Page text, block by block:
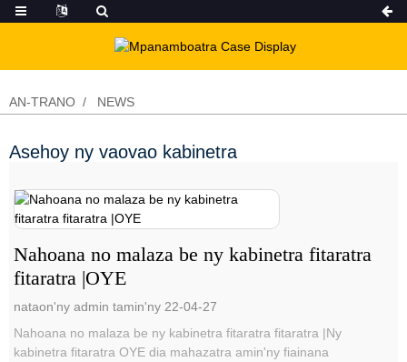
AN-TRANO NEWS
Asehoy ny vaovao kabinetra
Nahoana no malaza be ny kabinetra fitaratra
fitaratra |OYE
nataon'ny admin tamin'ny 22-04-27
Nahoana no malaza be ny kabinetra fitaratra fitaratra |Ny
kabinetra fitaratra OYE dia mahazatra amin'ny fiainana